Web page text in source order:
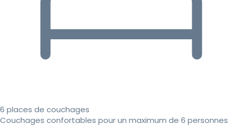
6 places de couchages
Couchages confortables pour un maximum de 6 personnes